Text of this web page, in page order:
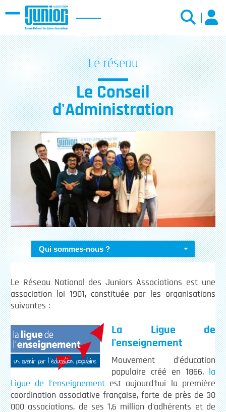
Menu
Le réseau
Le Conseil
d'Administration
Qui sommes-nous ?
Le Réseau National des Juniors Associations est une
association loi 1901, constituée par les organisations
suivantes :
La Ligue de
l'enseignement
Mouvement d'éducation
populaire créé en 1866,
la
Ligue de l'enseignementest aujourd'hui la première
coordination associative française, forte de près de 30
000 associations, de ses 1,6 million d'adhérents et de